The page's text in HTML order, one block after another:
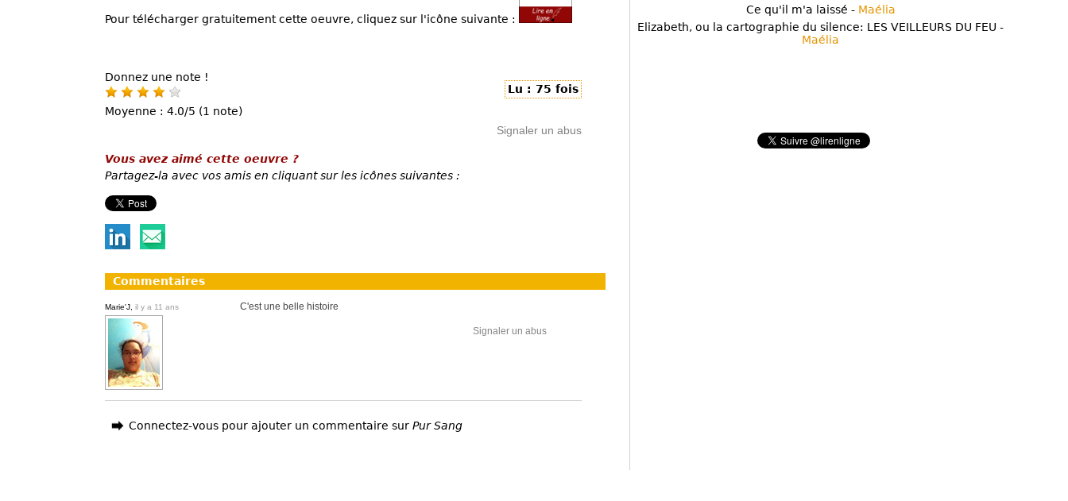
Pour télécharger gratuitement cette oeuvre, cliquez sur l'icône suivante :
Donnez une note !
Moyenne : 4.0/5 (1 note)
Lu : 75 fois
Signaler un abus
Vous avez aimé cette oeuvre ?
Partagez-la avec vos amis en cliquant sur les icônes suivantes :
Commentaires
Marie'J, il y a 11 ans C'est une belle histoire
Signaler un abus
Connectez-vous pour ajouter un commentaire sur Pur Sang
Ce qu'il m'a laissé - Maélia
Elizabeth, ou la cartographie du silence: LES VEILLEURS DU FEU -
Maélia